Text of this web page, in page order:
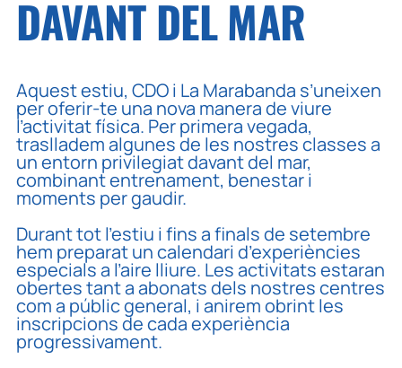
DAVANT DEL MAR
Aquest estiu, CDO i La Marabanda s’uneixen
per oferir-te una nova manera de viure
l’activitat física. Per primera vegada,
traslladem algunes de les nostres classes a
un entorn privilegiat davant del mar,
combinant entrenament, benestar i
moments per gaudir.
Durant tot l’estiu i fins a finals de setembre
hem preparat un calendari d’experiències
especials a l’aire lliure. Les activitats estaran
obertes tant a abonats dels nostres centres
com a públic general, i anirem obrint les
inscripcions de cada experiència
progressivament.